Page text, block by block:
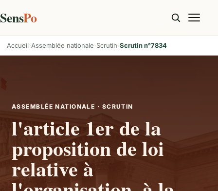
SensPo
Accueil Assemblée nationale Scrutin Scrutin n°7834
ASSEMBLÉE NATIONALE · SCRUTIN
l'article 1er de la
proposition de loi
relative à